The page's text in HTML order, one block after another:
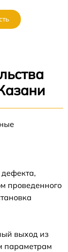
проведенного
выход из
параметрам